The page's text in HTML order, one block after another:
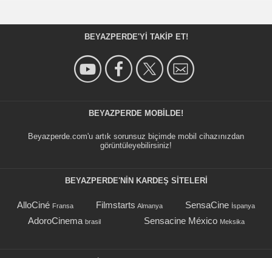
BEYAZPERDE'YI TAKIP ET!
BEYAZPERDE MOBILDE!
Beyazperde.com'u artık sorunsuz biçimde mobil cihazınızdan
görüntüleyebilirsiniz!
BEYAZPERDE'NIN KARDEŞ SİTELERİ
AlloCiné Fransa Filmstarts Almanya SensaCine İspanya
AdoroCinema brasil Sensacine México Meksika